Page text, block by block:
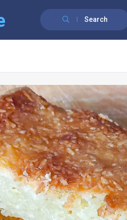
Search
English(Anglais